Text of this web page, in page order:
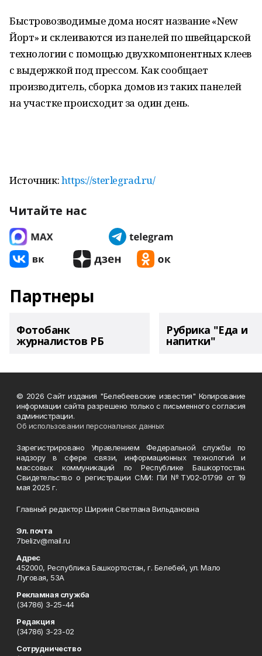
Быстровозводимые дома носят название «New
Йорт» и склеиваются из панелей по швейцарской
технологии с помощью двухкомпонентных клеев
с выдержкой под прессом. Как сообщает
производитель, сборка домов из таких панелей
на участке происходит за один день.
Источник:https://sterlegrad.ru/
Читайте нас
Партнеры
Фотобанк
журналистов РБ
Рубрика "Еда и
напитки"
© 2026 Сайт издания "Белебеевские известия" Копирование
информации сайта разрешено только с письменного согласия
администрации.
Об использовании персональных данных
Зарегистрировано Управлением Федеральной службы по
надзору в сфере связи, информационных технологий и
массовых коммуникаций по Республике Башкортостан.
Свидетельство о регистрации СМИ: ПИ №ТУ02-01799 от 19
мая 2025 г.
Главный редактор Шириня Светлана Вильдановна
Эл. почта
7belizv@mail.ru
Адрес
452000, Республика Башкортостан, г. Белебей, ул. Мало
Луговая, 53А
Рекламная служба
(34786) 3-25-44
Редакция
(34786) 3-23-02
Сотрудничество